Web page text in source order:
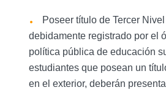
Poseer título de Tercer
debidamente registrado por el
política pública de educación
estudiantes que posean un
en el exterior, deberán